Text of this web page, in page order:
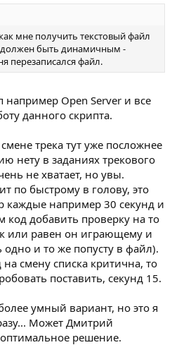
мне получить текстовый файл
должен быть динамичным -
перезаписался файл.
например Open Server и все
данного скрипта.
трека тут уже посложнее
нету в заданиях трекового
не хватает, но увы.
по быстрому в голову, это
каждые например 30 секунд и
код добавить проверку на то
или равен он играющему и
одно и то же попусту в файл).
смену списка критична, то
поставить, секунд 15.
умный вариант, но это я
Может Дмитрий
оптимальное решение.